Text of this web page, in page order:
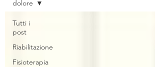
Tutti i
post
Riabilitazione
Fisioterapia
dolore